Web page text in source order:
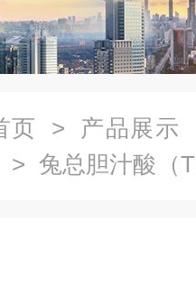
页 > 产品展示
> 兔总胆汁酸（